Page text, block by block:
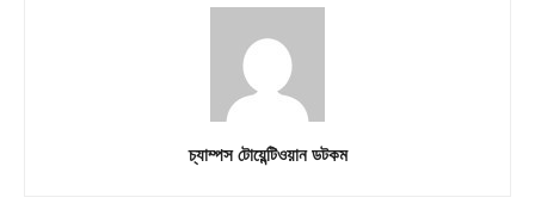
চ্যাম্পস টোয়েন্টিওয়ান ডটকম